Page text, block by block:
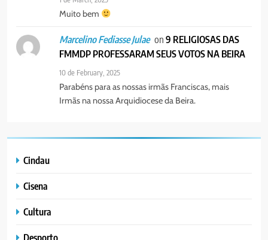
Muito bem
Marcelino Fediasse Julae on9 RELIGIOSAS DAS
FMMDP PROFESSARAM SEUS VOTOS NA BEIRA
10 de February, 2025
Parabéns para as nossas irmãs Franciscas, mais
Irmãs na nossa Arquidiocese da Beira.
Cindau
Cisena
Cultura
Desporto